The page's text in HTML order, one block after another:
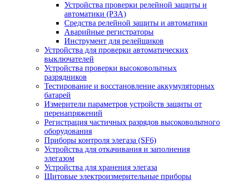
Устройства проверки релейной защиты и
автоматики (РЗА)
Средства релейной защиты и автоматики
Аварийные регистраторы
Инструмент для релейщиков
Устройства для проверки автоматических
выключателей
Устройства проверки высоковольтных
разрядников
Тестирование и восстановление аккумуляторных
батарей
Измерители параметров устройств защиты от
перенапряжений
Регистрация частичных разрядов высоковольтного
оборудования
Приборы контроля элегаза (SF6)
Устройства для откачивания и заполнения
элегазом
Устройства для хранения элегаза
Щитовые электроизмерительные приборы